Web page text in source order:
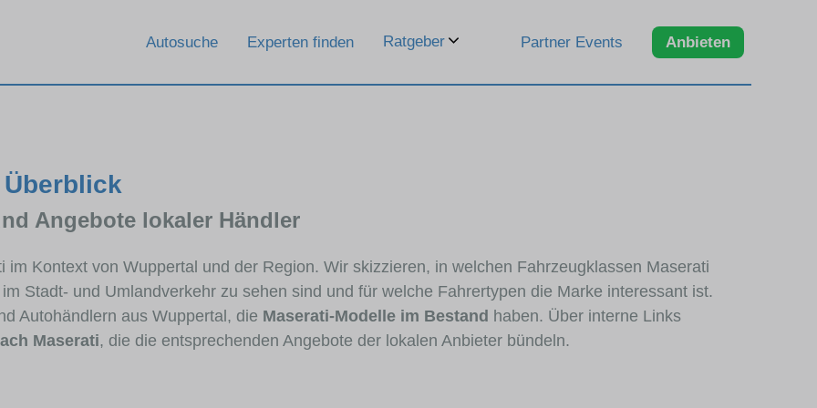
Autosuche Experten finden Ratgeber Partner Events Anbieten
Angebote lokaler Händler
Kontext von Wuppertal und der Region. Wir skizzieren, in welchen Fahrzeugklassen Maserati
Stadt- und Umlandverkehr zu sehen sind und für welche Fahrertypen die Marke interessant ist.
Autohändlern aus Wuppertal, die Maserati-Modelle im Bestand haben. Über interne Links
Maserati, die die entsprechenden Angebote der lokalen Anbieter bündeln.